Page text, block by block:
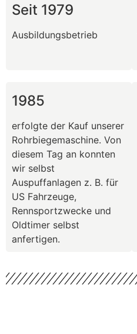
Seit 1979
Ausbildungsbetrieb
1985
erfolgte der Kauf unserer
Rohrbiegemaschine. Von
diesem Tag an konnten
wir selbst
Auspuffanlagen z. B. für
US Fahrzeuge,
Rennsportzwecke und
Oldtimer selbst
anfertigen.